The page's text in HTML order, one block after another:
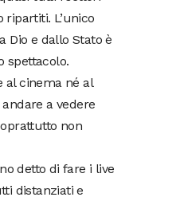
ripartiti. L’unico
Dio e dallo Stato è
spettacolo.
al cinema né al
a vedere
non
detto di fare i live
distanziati e